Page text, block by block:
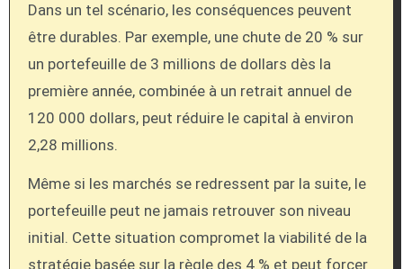
Dans un tel scénario, les conséquences peuvent
être durables. Par exemple, une chute de 20 % sur
un portefeuille de 3 millions de dollars dès la
première année, combinée à un retrait annuel de
120 000 dollars, peut réduire le capital à environ
2,28 millions.
Même si les marchés se redressent par la suite, le
portefeuille peut ne jamais retrouver son niveau
initial. Cette situation compromet la viabilité de la
stratégie basée sur la règle des 4 % et peut forcer